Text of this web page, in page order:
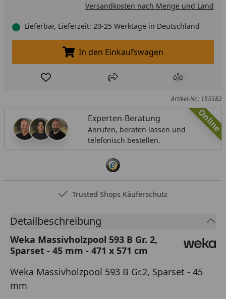
Versandkosten nach Menge und Land
Lieferbar, Lieferzeit: 20-25 Werktage in Deutschland
In den Einkaufswagen legen
In den Einkaufswagen
Produkt zur Wunschliste hinzufügen
Teilen Produkt
Artikel-Nr.: 155382
Online
Experten-Beratung
Anrufen, beraten lassen und
telefonisch bestellen.
Trusted Shops Käuferschutz
Detailbeschreibung
Weka Massivholzpool 593 B Gr. 2,
Sparset - 45 mm - 471 x 571 cm
Weka Massivholzpool 593 B Gr.2, Sparset - 45
mm